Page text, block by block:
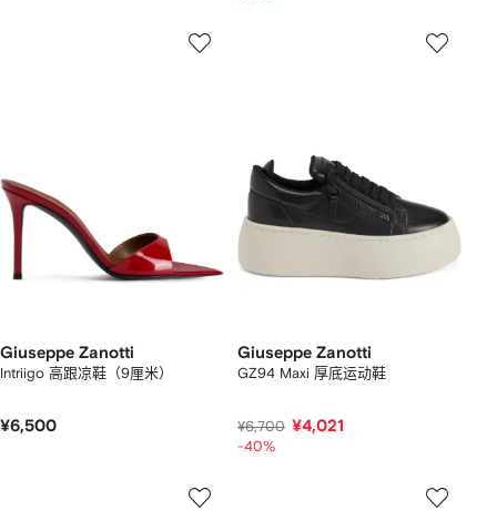
Giuseppe Zanotti
Intriigo 高跟凉鞋（9厘米）
¥6,500
Giuseppe Zanotti
GZ94 Maxi 厚底运动鞋
¥6,700 ¥4,021
-40%